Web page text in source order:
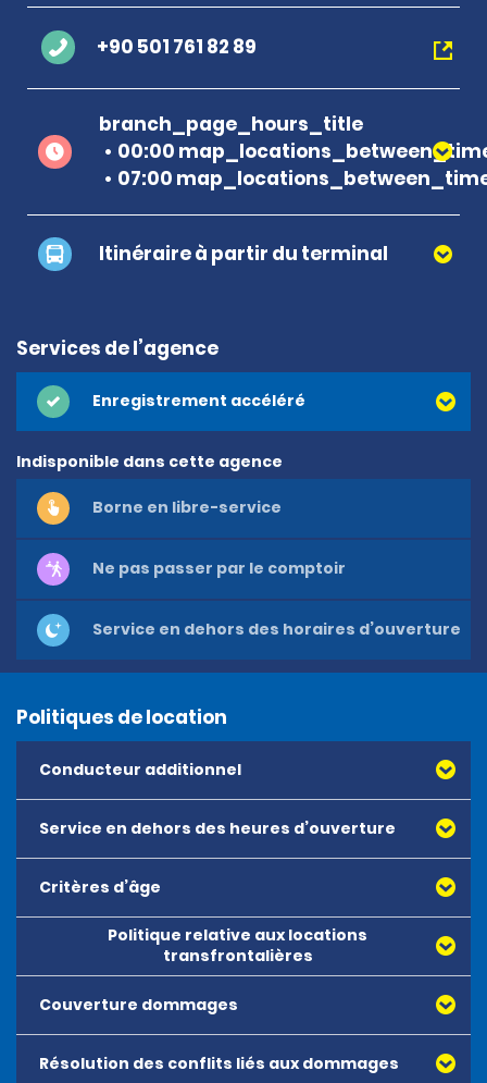
+90 501 761 82 89
branch_page_hours_title
00:00
07:00
Itinéraire à partir du terminal
Services de l’agence
Enregistrement accéléré
Indisponible dans cette agence
Borne en libre-service
Ne pas passer par le comptoir
Service en dehors des horaires d’ouverture
Politiques de location
Conducteur additionnel
Service en dehors des heures d’ouverture
Critères d’âge
Politique relative aux locations
transfrontalières
Couverture dommages
Couverture Dommages et protection contre le vol –
Résolution des conflits liés aux dommages